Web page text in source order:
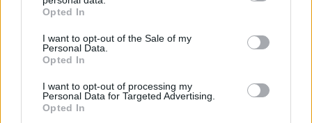
grant or deny consent to Google and its third-party tags to
use your data for below specified purposes in below Google
consent section.
Opted In
I want to opt-out of the Sale of my
Personal Data.
Opted In
I want to opt-out of processing my
Personal Data for Targeted Advertising.
Opted In